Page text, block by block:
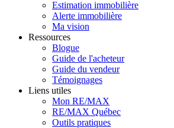
Estimation immobilière
Alerte immobilière
Ma vision
Ressources
Blogue
Guide de l'acheteur
Guide du vendeur
Témoignages
Liens utiles
Mon RE/MAX
RE/MAX Québec
Outils pratiques